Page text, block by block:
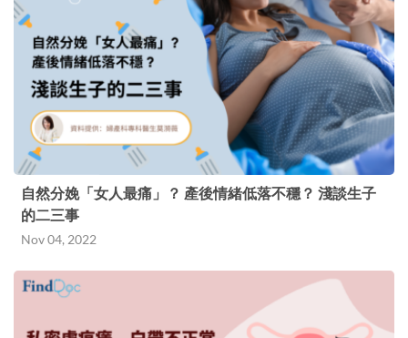
自然分娩「女人最痛」？ 產後情緒低落不穩？ 淺談生子
的二三事
Nov 04, 2022